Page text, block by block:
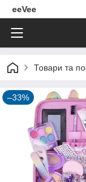
eeVee
Товари та
–33%